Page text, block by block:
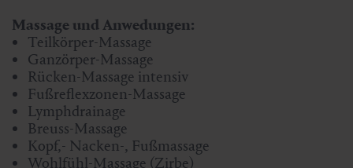
Massage und Anwedungen:
Teilkörper-Massage
Ganzörper-Massage
Rücken-Massage intensiv
Fußreflexzonen-Massage
Lymphdrainage
Breuss-Massage
Kopf,- Nacken-, Fußmassage
Wohlfühl-Massage (Zirbe)